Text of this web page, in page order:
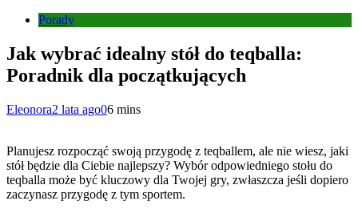
Porady
Jak wybrać idealny stół do teqballa:
Poradnik dla początkujących
Eleonora2 lata ago06 mins
Planujesz rozpocząć swoją przygodę z teqballem, ale nie wiesz, jaki
stół będzie dla Ciebie najlepszy? Wybór odpowiedniego stołu do
teqballa może być kluczowy dla Twojej gry, zwłaszcza jeśli dopiero
zaczynasz przygodę z tym sportem.